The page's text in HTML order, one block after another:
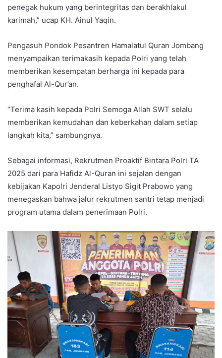
penegak hukum yang berintegritas dan berakhlakul
karimah,” ucap KH. Ainul Yaqin.
Pengasuh Pondok Pesantren Hamalatul Quran Jombang
menyampaikan terimakasih kepada Polri yang telah
memberikan kesempatan berharga ini kepada para
penghafal Al-Qur’an.
“Terima kasih kepada Polri Semoga Allah SWT selalu
memberikan kemudahan dan keberkahan dalam setiap
langkah kita,” sambungnya.
Sebagai informasi, Rekrutmen Proaktif Bintara Polri TA
2025 dari para Hafidz Al-Quran ini sejalan dengan
kebijakan Kapolri Jenderal Listyo Sigit Prabowo yang
menegaskan bahwa jalur rekrutmen santri tetap menjadi
program utama dalam penerimaan Polri.